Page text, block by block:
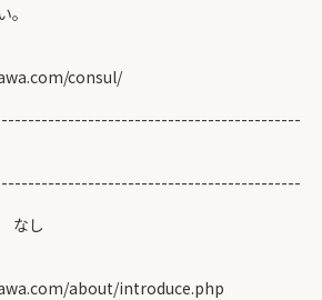
consul/
なし
about/introduce.php